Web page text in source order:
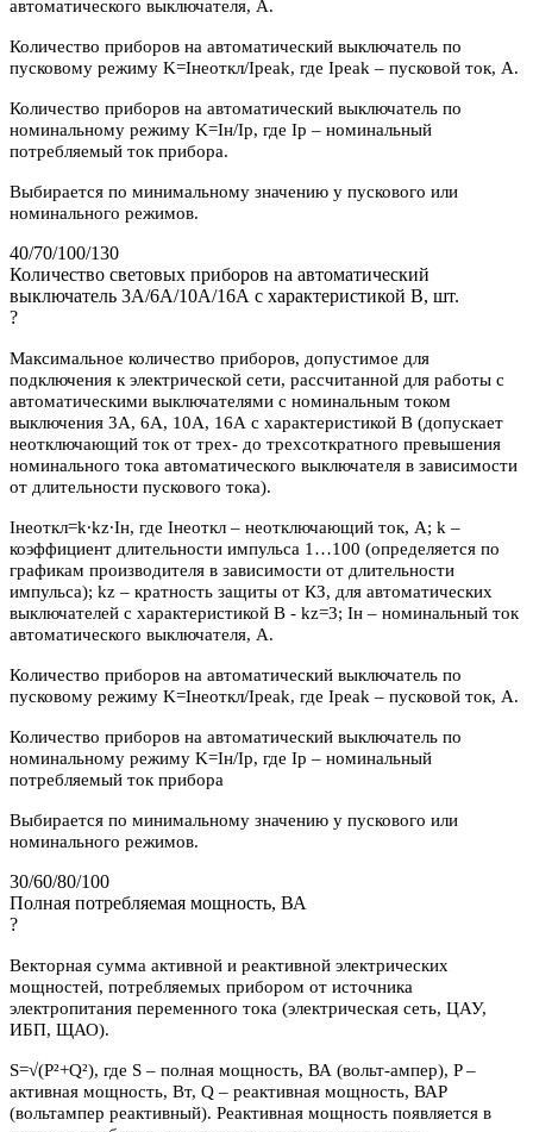
автоматического выключателя, А.
Количество приборов на автоматический выключатель по
пусковому режиму K=Iнеоткл/Ipeak, где Ipeak – пусковой ток, А.
Количество приборов на автоматический выключатель по
номинальному режиму K=Iн/Iр, где Iр – номинальный
потребляемый ток прибора.
Выбирается по минимальному значению у пускового или
номинального режимов.
40/70/100/130
Количество световых приборов на автоматический
выключатель 3А/6А/10А/16А с характеристикой В, шт.
?
Максимальное количество приборов, допустимое для
подключения к электрической сети, рассчитанной для работы с
автоматическими выключателями с номинальным током
выключения 3А, 6А, 10А, 16А с характеристикой В (допускает
неотключающий ток от трех- до трехсоткратного превышения
номинального тока автоматического выключателя в зависимости
от длительности пускового тока).
Iнеоткл=k∙kz∙Iн, где Iнеоткл – неотключающий ток, А; k –
коэффициент длительности импульса 1…100 (определяется по
графикам производителя в зависимости от длительности
импульса); kz – кратность защиты от КЗ, для автоматических
выключателей с характеристикой В - kz=3; Iн – номинальный ток
автоматического выключателя, А.
Количество приборов на автоматический выключатель по
пусковому режиму K=Iнеоткл/Ipeak, где Ipeak – пусковой ток, А.
Количество приборов на автоматический выключатель по
номинальному режиму K=Iн/Iр, где Iр – номинальный
потребляемый ток прибора
Выбирается по минимальному значению у пускового или
номинального режимов.
30/60/80/100
Полная потребляемая мощность, ВА
?
Векторная сумма активной и реактивной электрических
мощностей, потребляемых прибором от источника
электропитания переменного тока (электрическая сеть, ЦАУ,
ИБП, ЩАО).
S=√(P²+Q²), где S – полная мощность, ВА (вольт-ампер), P –
активная мощность, Вт, Q – реактивная мощность, ВАР
(вольтампер реактивный). Реактивная мощность появляется в